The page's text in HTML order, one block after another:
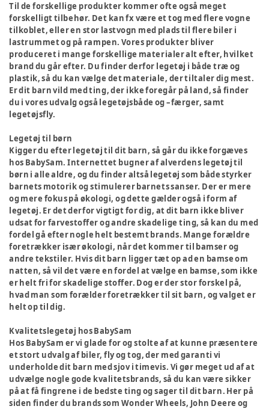
Til de forskellige produkter kommer ofte også meget
forskelligt tilbehør. Det kan fx være et tog med flere vogne
tilkoblet, eller en stor lastvogn med plads til flere biler i
lastrummet og på rampen. Vores produkter bliver
produceret i mange forskellige materialer alt efter, hvilket
brand du går efter. Du finder derfor legetøj i både træ og
plastik, så du kan vælge det materiale, der tiltaler dig mest.
Er dit barn vild med ting, der ikke foregår på land, så finder
du i vores udvalg også legetøjsbåde og –færger, samt
legetøjsfly.
Legetøj til børn
Kigger du efter legetøj til dit barn, så går du ikke forgæves
hos BabySam. Internettet bugner af alverdens legetøj til
børn i alle aldre, og du finder altså legetøj som både styrker
barnets motorik og stimulerer barnets sanser. Der er mere
og mere fokus på økologi, og dette gælder også i form af
legetøj. Er det derfor vigtigt for dig, at dit barn ikke bliver
udsat for farvestoffer og andre skadelige ting, så kan du med
fordel gå efter nogle helt bestemt brands. Mange forældre
foretrækker især økologi, når det kommer til bamser og
andre tekstiler. Hvis dit barn ligger tæt op ad en bamse om
natten, så vil det være en fordel at vælge en bamse, som ikke
er helt fri for skadelige stoffer. Dog er der stor forskel på,
hvad man som forælder foretrækker til sit barn, og valget er
helt op til dig.
Kvalitetslegetøj hos BabySam
Hos BabySam er vi glade for og stolte af at kunne præsentere
et stort udvalg af biler, fly og tog, der med garanti vi
underholde dit barn med sjov i timevis. Vi gør meget ud af at
udvælge nogle gode kvalitetsbrands, så du kan være sikker
på at få fingrene i de bedste ting og sager til dit barn. Her på
siden finder du brands som Wonder Wheels, John Deere og